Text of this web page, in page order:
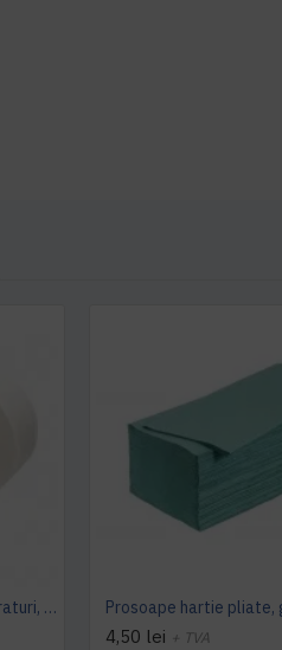
Hârtie igienică 120 m, in 2 straturi, extra albă, Mini Jumbo, AQAS
4,50 lei + TVA